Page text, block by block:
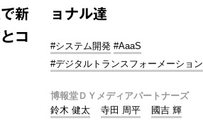
新
コ
ョナル達
#システム開発 #AaaS
#デジタルトランスフォーメーション
博報堂ＤＹメディアパートナーズ
鈴木 健太
寺田 周平 國吉 輝